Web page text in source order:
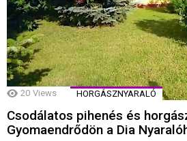
20 Views HORGÁSZNYARALÓ
Csodálatos pihenés és
Gyomaendrődön a Dia